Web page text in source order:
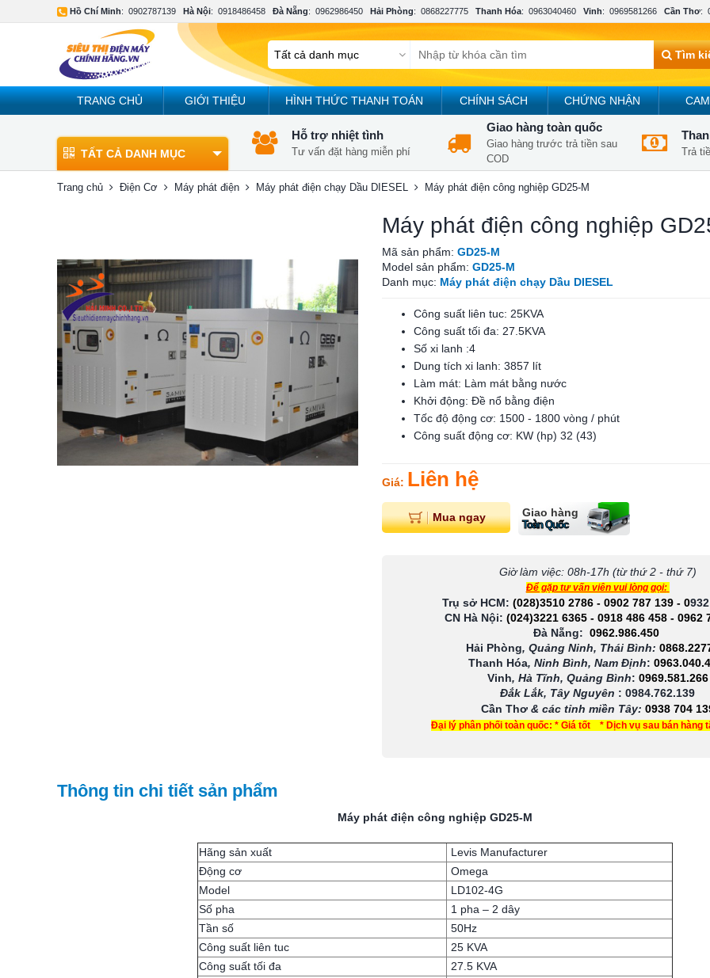
Hồ Chí Minh: 0902787139 Hà Nội: 0918486458 Đà Nẵng: 0962986450 Hải Phòng: 0868227775 Thanh Hóa: 0963040460 Vinh: 0969581266 Cần Thơ:
Tìm
TRANG CHỦ GIỚI THIỆU HÌNH THỨC THANH TOÁN CHÍNH SÁCH CHỨNG NHẬN
TẤT CẢ DANH MỤC
Hỗ trợ nhiệt tình
Tư vấn đặt hàng miễn phí
Giao hàng toàn quốc
Giao hàng trước trả tiền sau
COD
Trả
Trang chủ Điện Cơ Máy phát điện Máy phát điện chạy Dầu DIESEL Máy phát điện công nghiệp GD25-M
Máy phát điện công nghiệp
Mã sản phẩm: GD25-M
Model sản phẩm: GD25-M
Danh mục: Máy phát điện chạy Dầu DIESEL
Công suất liên tuc: 25KVA
Công suất tối đa: 27.5KVA
Số xi lanh :4
Dung tích xi lanh: 3857 lít
Làm mát: Làm mát bằng nước
Khởi động: Đề nổ bằng điện
Tốc độ động cơ: 1500 - 1800 vòng / phút
Công suất động cơ: KW (hp) 32 (43)
Giá: Liên hệ
Mua ngay Giao hàng
Toàn Quốc
Giờ làm việc: 08h-17h (từ thứ 2 - thứ 7)
Để gặp tư vấn viên vui lòng gọi:
Trụ sở HCM: (028)3510 2786 - 0902 787 139- 0
CN Hà Nội: (024)3221 6365 - 0918 486 458 - 0962
Đà Nẵng: 0962.986.450
Hải Phòng, Quảng Ninh, Thái Bình:
Thanh Hóa, Ninh Bình, Nam Định:
Vinh, Hà Tĩnh, Quảng Bình: 0969.581.266
Đắk Lắk, Tây Nguyên : 0984.762.139
Cần Thơ & các tỉnh miền Tây: 0938 704
Đại lý phân phối toàn quốc: * Giá tốt * Dịch vụ sau bán hàng
Thông tin chi tiết sản phẩm
Máy phát điện công nghiệp GD25-M
Hãng sản xuất
Levis Manufacturer
Động cơ
Omega
Model
LD102-4G
Số pha
1 pha – 2 dây
Tần số
50Hz
Công suất liên tuc
25 KVA
Công suất tối đa
27.5 KVA